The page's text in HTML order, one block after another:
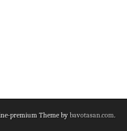
premium Theme by bavotasan.com.